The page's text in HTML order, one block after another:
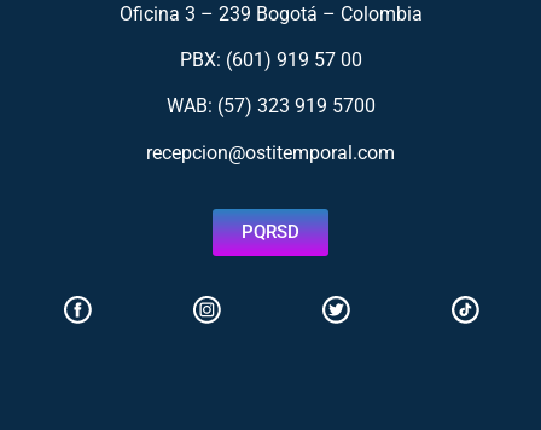
Oficina 3 – 239 Bogotá – Colombia
PBX: (601) 919 57 00
WAB: (57) 323 919 5700
recepcion@ostitemporal.com
PQRSD